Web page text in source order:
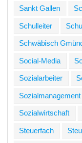
Sankt Gallen
Schulleiter
Schwäbisch
Social-Media
Sozialarbeiter
Sozialmanagement
Sozialwirtschaft
Steuerfach